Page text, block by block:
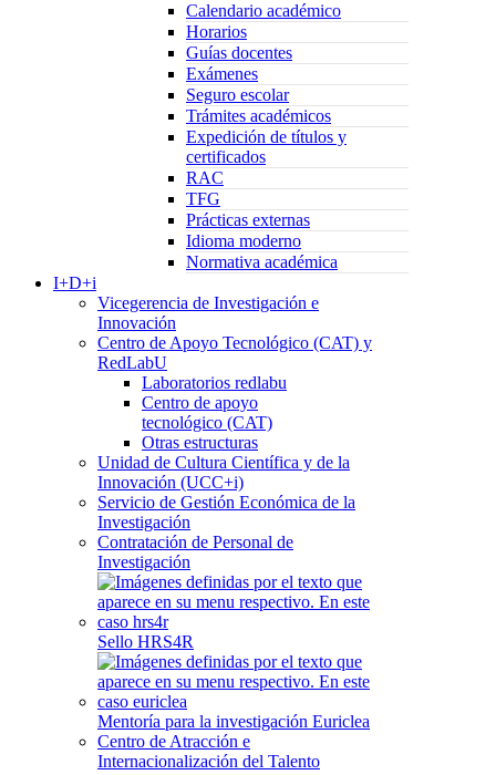
Calendario académico
Horarios
Guías docentes
Exámenes
Seguro escolar
Trámites académicos
Expedición de títulos y
certificados
RAC
TFG
Prácticas externas
Idioma moderno
Normativa académica
I+D+i
Vicegerencia de Investigación e
Innovación
Centro de Apoyo Tecnológico (CAT) y
RedLabU
Laboratorios redlabu
Centro de apoyo
tecnológico (CAT)
Otras estructuras
Unidad de Cultura Científica y de la
Innovación (UCC+i)
Servicio de Gestión Económica de la
Investigación
Contratación de Personal de
Investigación
Sello HRS4R
Mentoría para la investigación Euriclea
Centro de Atracción e
Internacionalización del Talento